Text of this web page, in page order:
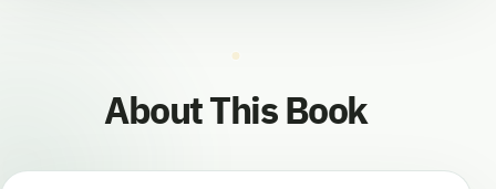
About This Book